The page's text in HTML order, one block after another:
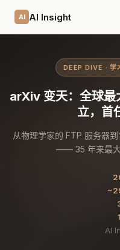
AI AI Insight
DEEP DIVE ·
arXiv 变天：全球最
立，首
从物理学家的 FTP 服务器
—— 35 年来最大
AI